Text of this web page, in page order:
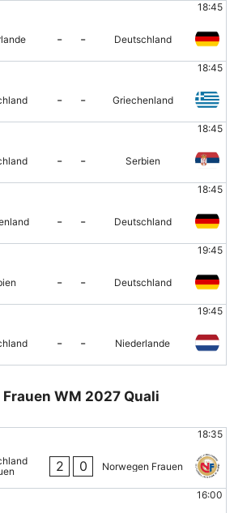
18:45
- - Deutschland
18:45
- - Griechenland
18:45
- - Serbien
18:45
- - Deutschland
19:45
- - Deutschland
19:45
- - Niederlande
WM 2027 Quali
18:35
2 0 Norwegen Frauen
16:00